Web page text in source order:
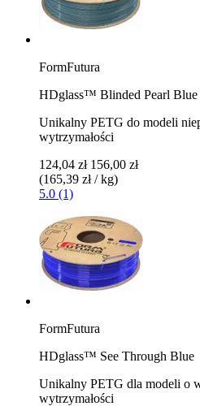
FormFutura
HDglass™ Blinded Pearl Blue
Unikalny PETG do modeli
wytrzymałości
124,04 zł 156,00 zł
(165,39 zł / kg)
5.0 (1)
FormFutura
HDglass™ See Through Blue
Unikalny PETG dla modeli o
wytrzymałości